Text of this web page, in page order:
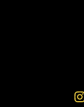
Instagram